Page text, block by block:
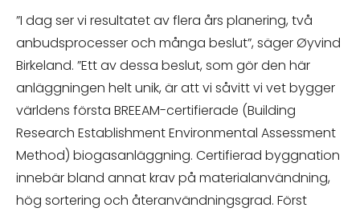
”I dag ser vi resultatet av flera års planering, två
anbudsprocesser och många beslut”, säger Øyvind
Birkeland. ”Ett av dessa beslut, som gör den här
anläggningen helt unik, är att vi såvitt vi vet bygger
världens första BREEAM-certifierade (Building
Research Establishment Environmental Assessment
Method) biogasanläggning. Certifierad byggnation
innebär bland annat krav på materialanvändning,
hög sortering och återanvändningsgrad. Först